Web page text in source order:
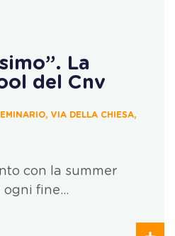
La
del Cnv
VIA DELLA CHIESA,
con la summer
ogni fine…